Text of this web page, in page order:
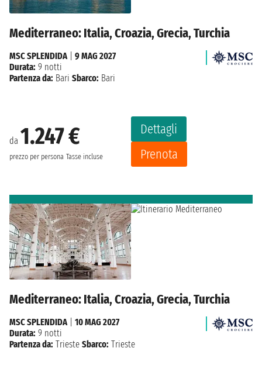
Mediterraneo: Italia, Croazia, Grecia, Turchia
da 1.247 €
prezzo per persona Tasse incluse
Dettagli
Prenota
MSC SPLENDIDA| 9 MAG 2027
Durata: 9 notti
Partenza da: Bari Sbarco: Bari
Mediterraneo: Italia, Croazia, Grecia, Turchia
MSC SPLENDIDA| 10 MAG 2027
Durata: 9 notti
Partenza da: Trieste Sbarco: Trieste